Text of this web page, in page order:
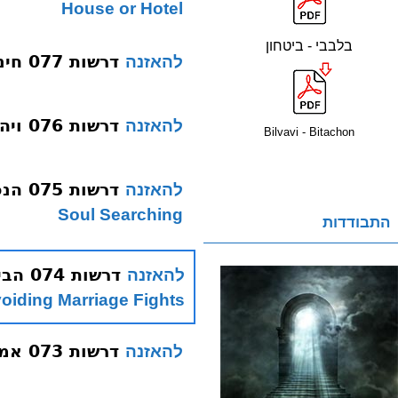
House or Hotel
להאזנה דרשות 077 חינוך ילדים תשעב
להאזנה דרשות 076 ויהי נועם תשעב
להאזנה דרשות 075 הנפש מחפש רוחניות תשעב
Soul Searching
להאזנה דרשות 074 הבית היהודי כעס תשעב
Marriage Fights
להאזנה דרשות 073 אמת שלום עם תרגום לאידיש תשעב
בלבבי - ביטחון
Bilvavi - Bitachon
התבודדות